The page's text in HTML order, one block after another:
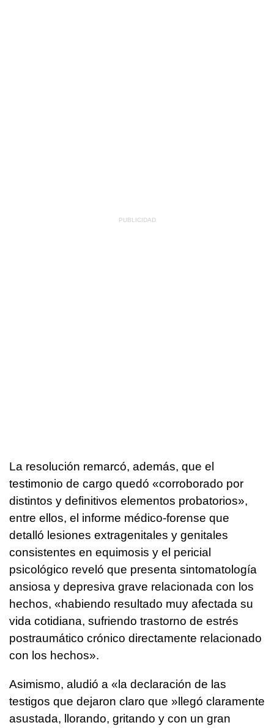
La resolución remarcó, además, que el
testimonio de cargo quedó «corroborado por
distintos y definitivos elementos probatorios»,
entre ellos, el informe médico-forense que
detalló lesiones extragenitales y genitales
consistentes en equimosis y el pericial
psicológico reveló que presenta sintomatología
ansiosa y depresiva grave relacionada con los
hechos, «habiendo resultado muy afectada su
vida cotidiana, sufriendo trastorno de estrés
postraumático crónico directamente relacionado
con los hechos».
Asimismo, aludió a «la declaración de las
testigos que dejaron claro que »llegó claramente
asustada, llorando, gritando y con un gran